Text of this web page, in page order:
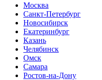
Москва
Санкт-Петербург
Новосибирск
Екатеринбург
Казань
Челябинск
Омск
Самара
Ростов-на-Дону